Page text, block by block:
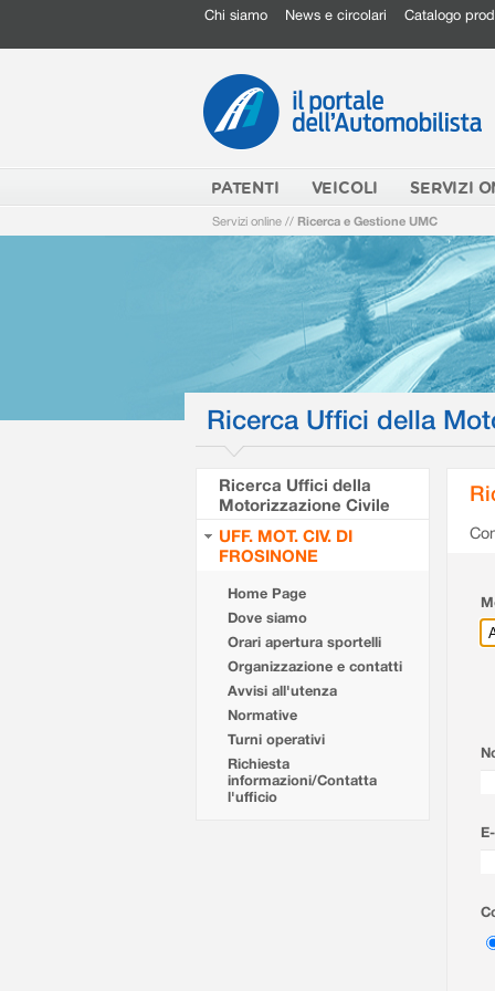
Chi siamo News e circolari Catalogo
PATENTI VEICOLI SERVIZI
Servizi online // Ricerca e Gestione UMC
Ricerca Uffici della
Ricerca Uffici della
Motorizzazione Civile
UFF. MOT. CIV. DI
FROSINONE
Home Page
Dove siamo
Orari apertura sportelli
Organizzazione e contatti
Avvisi all'utenza
Normative
Turni operativi
Richiesta
informazioni/Contatta
l'ufficio